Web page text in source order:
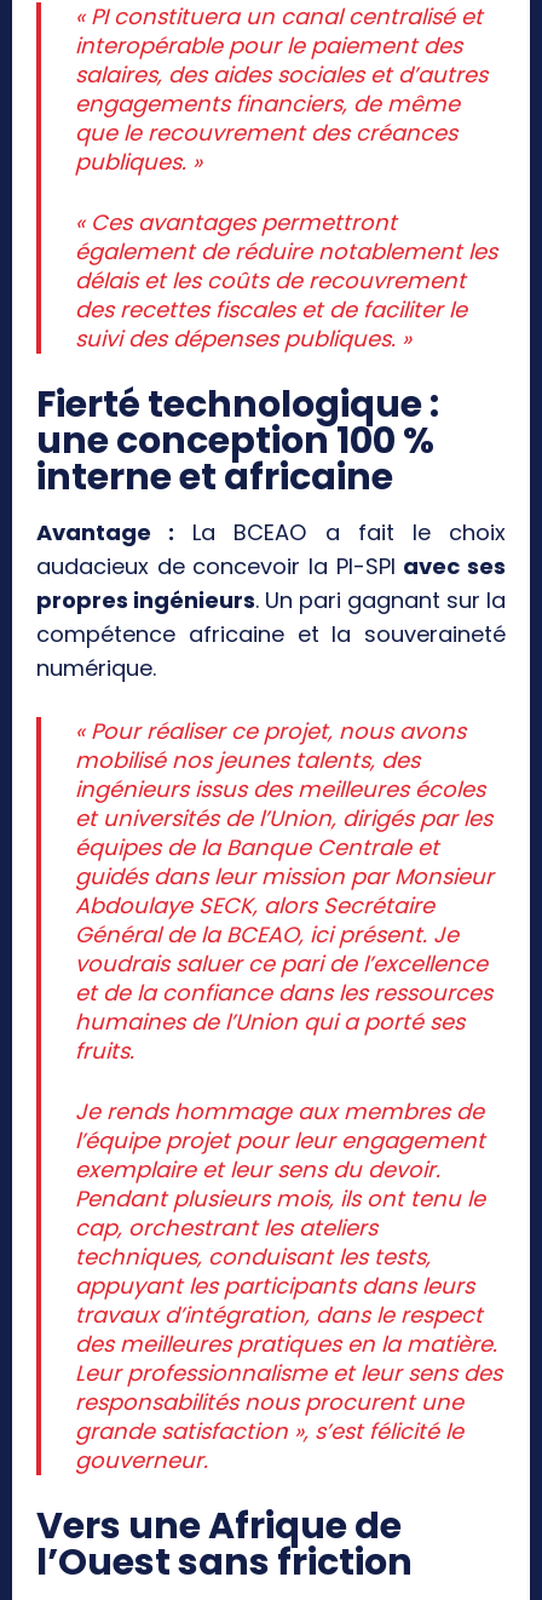
« PI constituera un canal centralisé et
interopérable pour le paiement des
salaires, des aides sociales et d’autres
engagements financiers, de même
que le recouvrement des créances
publiques. »
« Ces avantages permettront
également de réduire notablement les
délais et les coûts de recouvrement
des recettes fiscales et de faciliter le
suivi des dépenses publiques. »
Fierté technologique :
une conception 100 %
interne et africaine
Avantage : La BCEAO a fait le choix
audacieux de concevoir la PI-SPI avec ses
propres ingénieurs. Un pari gagnant sur la
compétence africaine et la souveraineté
numérique.
« Pour réaliser ce projet, nous avons
mobilisé nos jeunes talents, des
ingénieurs issus des meilleures écoles
et universités de l’Union, dirigés par les
équipes de la Banque Centrale et
guidés dans leur mission par Monsieur
Abdoulaye SECK, alors Secrétaire
Général de la BCEAO, ici présent. Je
voudrais saluer ce pari de l’excellence
et de la confiance dans les ressources
humaines de l’Union qui a porté ses
fruits.
Je rends hommage aux membres de
l’équipe projet pour leur engagement
exemplaire et leur sens du devoir.
Pendant plusieurs mois, ils ont tenu le
cap, orchestrant les ateliers
techniques, conduisant les tests,
appuyant les participants dans leurs
travaux d’intégration, dans le respect
des meilleures pratiques en la matière.
Leur professionnalisme et leur sens des
responsabilités nous procurent une
grande satisfaction », s’est félicité le
gouverneur.
Vers une Afrique de
l’Ouest sans friction